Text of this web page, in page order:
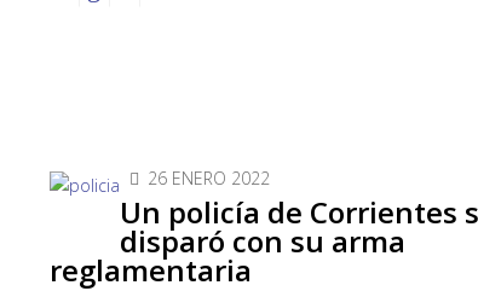
26 ENERO 2022
Un policía de Corrientes
disparó con su arma
reglamentaria